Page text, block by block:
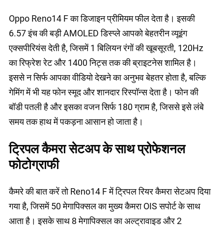
Oppo Reno14 F का डिजाइन प्रीमियम फील देता है। इसकी
6.57 इंच की बड़ी AMOLED डिस्प्ले आपको बेहतरीन व्यूइंग
एक्सपीरियंस देती है, जिसमें 1 बिलियन रंगों की खूबसूरती, 120Hz
का रिफ्रेश रेट और 1400 निट्स तक की ब्राइटनेस शामिल है।
इससे न सिर्फ आपका वीडियो देखने का अनुभव बेहतर होता है, बल्कि
गेमिंग में भी यह फोन स्मूद और शानदार रिस्पॉन्स देता है। फोन की
बॉडी पतली है और इसका वजन सिर्फ 180 ग्राम है, जिससे इसे लंबे
समय तक हाथ में पकड़ना आसान हो जाता है।
ट्रिपल कैमरा सेटअप के साथ प्रोफेशनल
फोटोग्राफी
कैमरे की बात करें तो Reno14 F में ट्रिपल रियर कैमरा सेटअप दिया
गया है, जिसमें 50 मेगापिक्सल का मुख्य कैमरा OIS सपोर्ट के साथ
आता है। इसके साथ 8 मेगापिक्सल का अल्ट्रावाइड और 2